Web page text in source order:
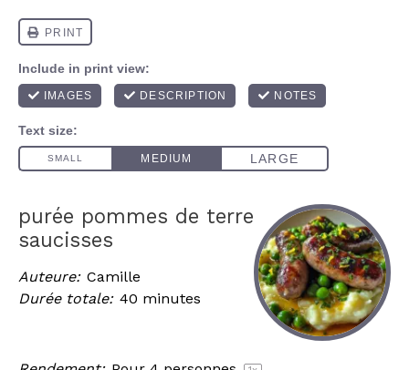
purée pommes de terre
saucisses
Auteure: Camille
Durée totale: 40 minutes